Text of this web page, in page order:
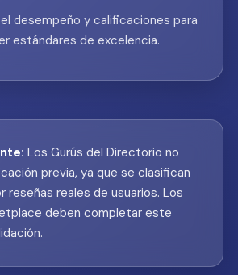
desempeño y calificaciones para
estándares de excelencia.
Los Gurús del Directorio no
previa, ya que se clasifican
reseñas reales de usuarios. Los
deben completar este